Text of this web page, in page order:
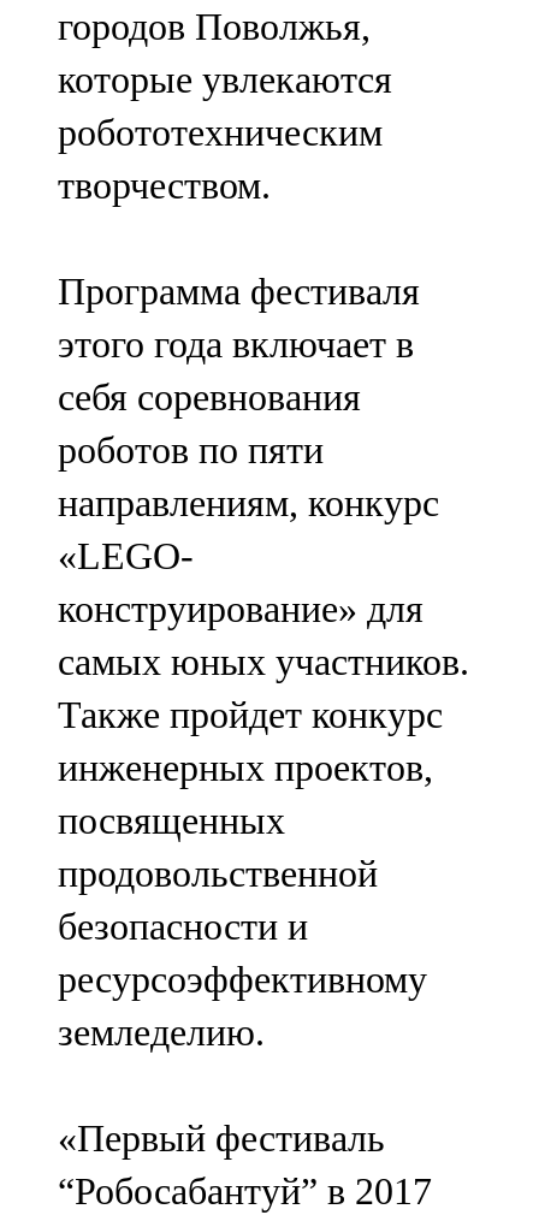
107,8 FM
Теләче
106,1 FM
Түбән Кама
Чирмешән
107,7 FM
Чистай
103,0 FM
Чүпрәле
91,0 FM
Шәмәрдән
102,3 FM
Яңа чишмә
107,0 FM
Яр Чаллы
105,5 FM
городов Поволжья,
которые увлекаются
робототехническим
творчеством.
Программа фестиваля
этого года включает в
себя соревнования
роботов по пяти
направлениям, конкурс
«LEGO-
конструирование» для
самых юных участников.
Также пройдет конкурс
инженерных проектов,
посвященных
продовольственной
безопасности и
ресурсоэффективному
земледелию.
«Первый фестиваль
“Робосабантуй” в 2017